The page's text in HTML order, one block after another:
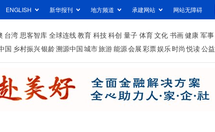
ENGLISH 新华报刊 地方频道 承建网站 网站无障碍
台湾 思客智库 全球连线教育 科技科创 量子 体育文化 书画健康 军事
国 乡村振兴银龄溯源中国城市旅游能源会展彩票娱乐时尚 悦读公益